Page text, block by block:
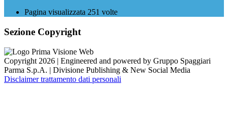
Pagina visualizzata 251 volte
Sezione Copyright
Copyright 2026 | Engineered and powered by Gruppo Spaggiari
Parma S.p.A. | Divisione Publishing & New Social Media
Disclaimer trattamento dati personali